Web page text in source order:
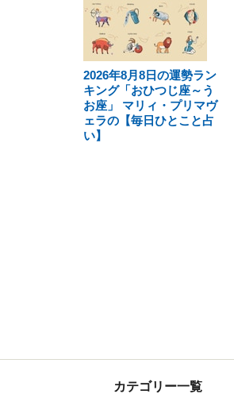
2026年8月8日の運勢ラン
キング「おひつじ座～う
お座」 マリィ・プリマヴ
ェラの【毎日ひとこと占
い】
カテゴリー一覧